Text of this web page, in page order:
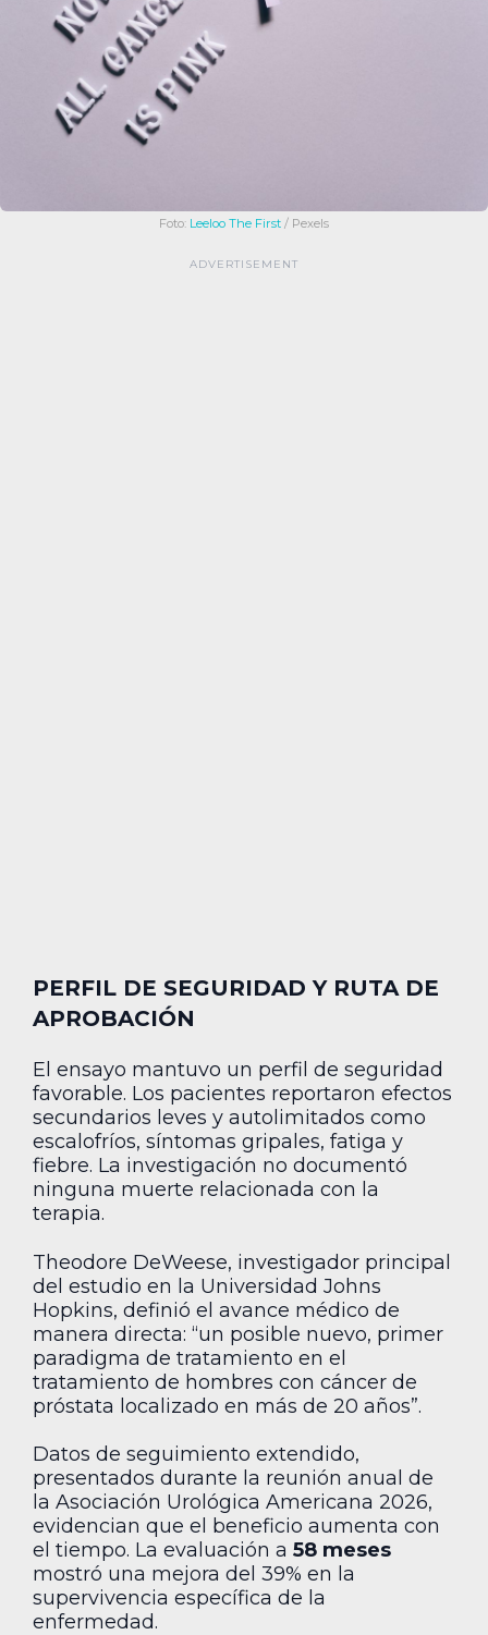
Foto: Leeloo The First / Pexels
PERFIL DE SEGURIDAD Y RUTA DE
APROBACIÓN
El ensayo mantuvo un perfil de seguridad
favorable. Los pacientes reportaron efectos
secundarios leves y autolimitados como
escalofríos, síntomas gripales, fatiga y
fiebre. La investigación no documentó
ninguna muerte relacionada con la
terapia.
Theodore DeWeese, investigador principal
del estudio en la Universidad Johns
Hopkins, definió el avance médico de
manera directa: “un posible nuevo, primer
paradigma de tratamiento en el
tratamiento de hombres con cáncer de
próstata localizado en más de 20 años”.
Datos de seguimiento extendido,
presentados durante la reunión anual de
la Asociación Urológica Americana 2026,
evidencian que el beneficio aumenta con
el tiempo. La evaluación a 58 meses
mostró una mejora del 39% en la
supervivencia específica de la
enfermedad.